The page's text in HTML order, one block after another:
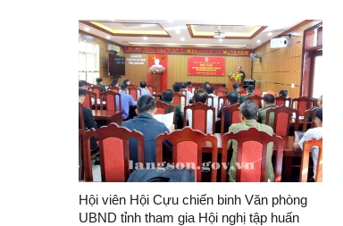
Hội viên Hội Cựu chiến binh Văn phòng
UBND tỉnh tham gia Hội nghị tập huấn